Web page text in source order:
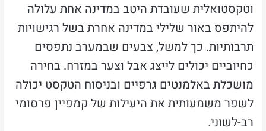
וטקסטואלית שעובדת היטב במדינה אחת עלולה
להיתפס באור שלילי במדינה אחרת בשל רגישויות
תרבותיות. כך למשל, צבעים שבמערב נתפסים
כחיוביים יכולים לייצג אבל וצער במזרח. בחירה
מושכלת באלמנטים גרפיים ובניסוח הטקסט יכולה
לשפר משמעותית את היעילות של קמפיין פרסומי
רב-לשוני.